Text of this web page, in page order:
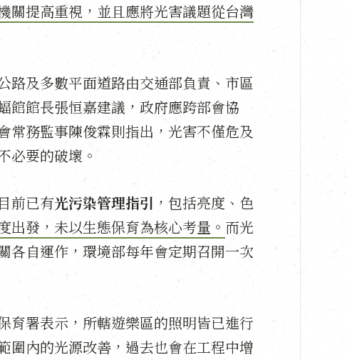
關提高重視，並且應將光害議題從台灣
路及多數平面道路由交通部負責、市區
館館長張恒嘉建議，政府應跨部會協
常務監事陳俊霖則指出，光害不僅危及
必要的破壞。
前已有光污染管理指引 ，包括亮度、色
出發，未以生態保育為核心考量。 而光
各自運作，環境部每年會定期召開一次
育署表示，所轄遊樂區的照明皆已進行
圍內的光源改善，過去也會在工程中增